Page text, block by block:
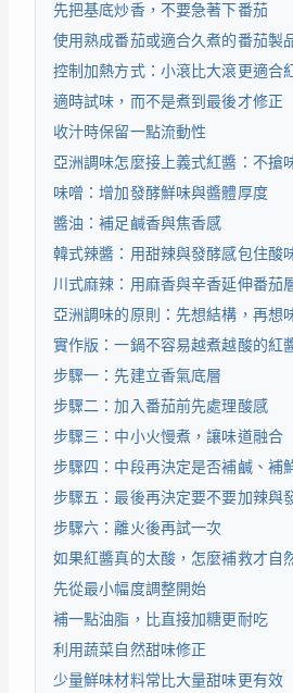
先把基底炒香，不要急著下番茄
使用熟成番茄或適合久煮的番茄製
控制加熱方式：小滾比大滾更適合
適時試味，而不是煮到最後才修正
收汁時保留一點流動性
亞洲調味怎麼接上義式紅醬：不搶
味噌：增加發酵鮮味與醬體厚度
醬油：補足鹹香與焦香感
韓式辣醬：用甜辣與發酵感包住酸
川式麻辣：用麻香與辛香延伸番茄
亞洲調味的原則：先想結構，再想
實作版：一鍋不容易越煮越酸的紅
步驟一：先建立香氣底層
步驟二：加入番茄前先處理酸感
步驟三：中小火慢煮，讓味道融合
步驟四：中段再決定是否補鹹、補
步驟五：最後再決定要不要加辣與
步驟六：離火後再試一次
如果紅醬真的太酸，怎麼補救才自
先從最小幅度調整開始
補一點油脂，比直接加糖更耐吃
利用蔬菜自然甜味修正
少量鮮味材料常比大量甜味更有效